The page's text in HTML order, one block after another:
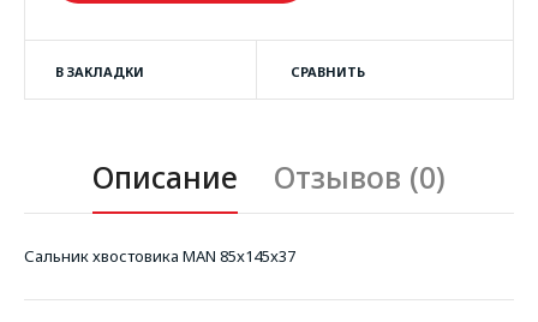
В ЗАКЛАДКИ СРАВНИТЬ
Описание Отзывов (0)
Сальник хвостовика MAN 85x145x37